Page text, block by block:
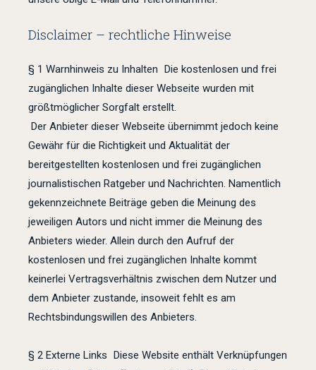
Disclaimer – rechtliche Hinweise
§ 1 Warnhinweis zu Inhalten Die kostenlosen und frei
zugänglichen Inhalte dieser Webseite wurden mit
größtmöglicher Sorgfalt erstellt.
Der Anbieter dieser Webseite übernimmt jedoch keine
Gewähr für die Richtigkeit und Aktualität der
bereitgestellten kostenlosen und frei zugänglichen
journalistischen Ratgeber und Nachrichten. Namentlich
gekennzeichnete Beiträge geben die Meinung des
jeweiligen Autors und nicht immer die Meinung des
Anbieters wieder. Allein durch den Aufruf der
kostenlosen und frei zugänglichen Inhalte kommt
keinerlei Vertragsverhältnis zwischen dem Nutzer und
dem Anbieter zustande, insoweit fehlt es am
Rechtsbindungswillen des Anbieters.
§ 2 Externe Links Diese Website enthält Verknüpfungen